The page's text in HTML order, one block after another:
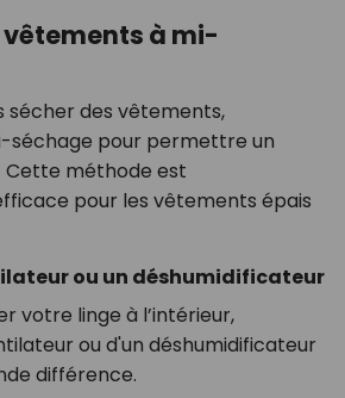
vêtements à mi-
sécher des vêtements,
séchage pour permettre un
Cette méthode est
pour les vêtements épais
ou un déshumidificateur
votre linge à l’intérieur,
ou d'un déshumidificateur
différence.